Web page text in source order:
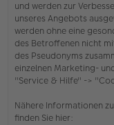
und werden zur
unseres Angebots
werden ohne eine
des Betroffenen nicht
des Pseudonyms
einzelnen Marketing-
"Service & Hilfe" ->
Nähere Informationen
finden Sie hier: